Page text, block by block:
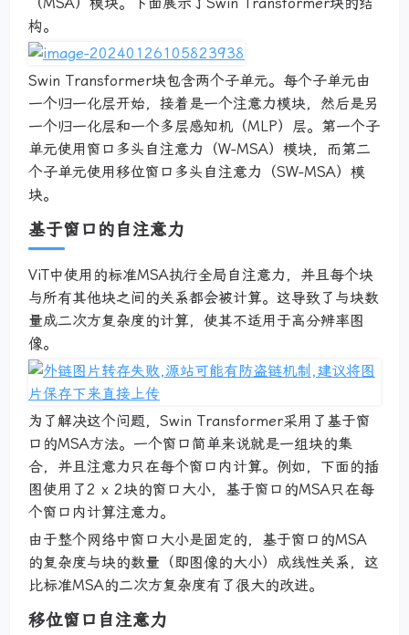
构。
Swin Transformer块包含两个子单元。每个子单元由
一个归一化层开始，接着是一个注意力模块，然后是另
一个归一化层和一个多层感知机（MLP）层。第一个子
单元使用窗口多头自注意力（W-MSA）模块，而第二
个子单元使用移位窗口多头自注意力（SW-MSA）模
块。
基于窗口的自注意力
ViT中使用的标准MSA执行全局自注意力，并且每个块
与所有其他块之间的关系都会被计算。这导致了与块数
量成二次方复杂度的计算，使其不适用于高分辨率图
像。
为了解决这个问题，Swin Transformer采用了基于窗
口的MSA方法。一个窗口简单来说就是一组块的集
合，并且注意力只在每个窗口内计算。例如，下面的插
图使用了2 x 2块的窗口大小，基于窗口的MSA只在每
个窗口内计算注意力。
由于整个网络中窗口大小是固定的，基于窗口的MSA
的复杂度与块的数量（即图像的大小）成线性关系，这
比标准MSA的二次方复杂度有了很大的改进。
移位窗口自注意力